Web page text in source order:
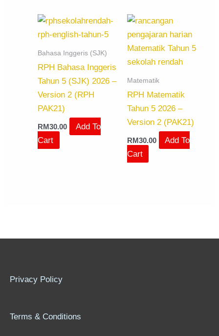
Bahasa Inggeris (SJK)
RPH Bahasa Inggeris
Tahun 5 (SJK) 2026 –
Version 2 (RPH
PAK21)
RM30.00
Add To
Cart
Matematik
RPH Matematik
Tahun 5 2026 –
Version 2 (PAK21)
RM30.00
Add To
Cart
Privacy Policy
Terms & Conditions